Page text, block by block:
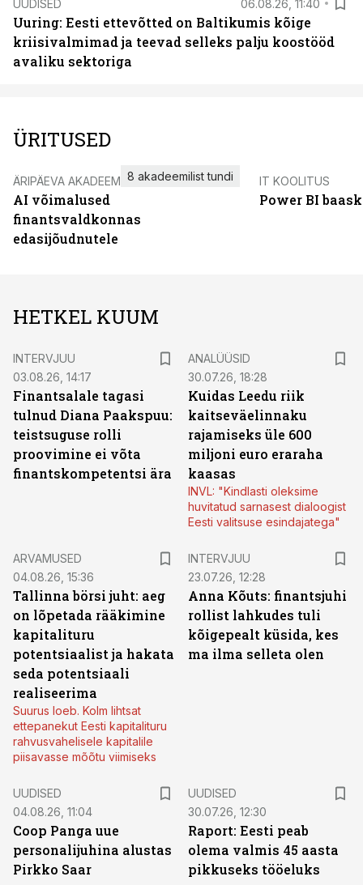
UUDISED 06.08.26, 11:40
Uuring: Eesti ettevõtted on Baltikumis kõige
kriisivalmimad ja teevad selleks palju koostööd
avaliku sektoriga
ÜRITUSED
ÄRIPÄEVA AKADEEMIA
AI võimalused
finantsvaldkonnas
edasijõudnutele
8 akadeemilist tundi IT KOOLITUS
Power BI
HETKEL KUUM
INTERVJUU
03.08.26, 14:17
Finantsalale tagasi
tulnud Diana Paakspuu:
teistsuguse rolli
proovimine ei võta
finantskompetentsi ära
ANALÜÜSID
30.07.26, 18:28
Kuidas Leedu riik
kaitseväelinnaku
rajamiseks üle 600
miljoni euro eraraha
kaasas
INVL: "Kindlasti oleksime
huvitatud sarnasest dialoogist
Eesti valitsuse esindajatega"
ARVAMUSED
04.08.26, 15:36
Tallinna börsi juht: aeg
on lõpetada rääkimine
kapitalituru
potentsiaalist ja hakata
seda potentsiaali
realiseerima
Suurus loeb. Kolm lihtsat
ettepanekut Eesti kapitalituru
rahvusvahelisele kapitalile
piisavasse mõõtu viimiseks
INTERVJUU
23.07.26, 12:28
Anna Kõuts: finantsjuhi
rollist lahkudes tuli
kõigepealt küsida, kes
ma ilma selleta olen
UUDISED
04.08.26, 11:04
Coop Panga uue
personalijuhina alustas
Pirkko Saar
UUDISED
30.07.26, 12:30
Raport: Eesti peab
olema valmis 45 aasta
pikkuseks tööeluks